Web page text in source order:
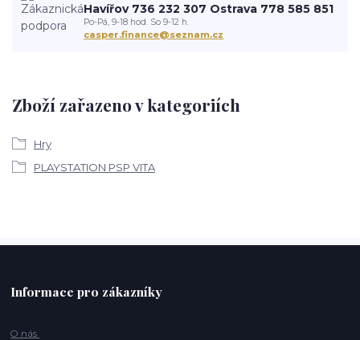
Zboží zařazeno v kategoriích
Hry
PLAYSTATION PSP VITA
Havířov 736 232 307 Ostrava 778 585 851
Po-Pá, 9-18 hod. So 9-12 h.
casper.finance@seznam.cz
Informace pro zákazníky
O nás